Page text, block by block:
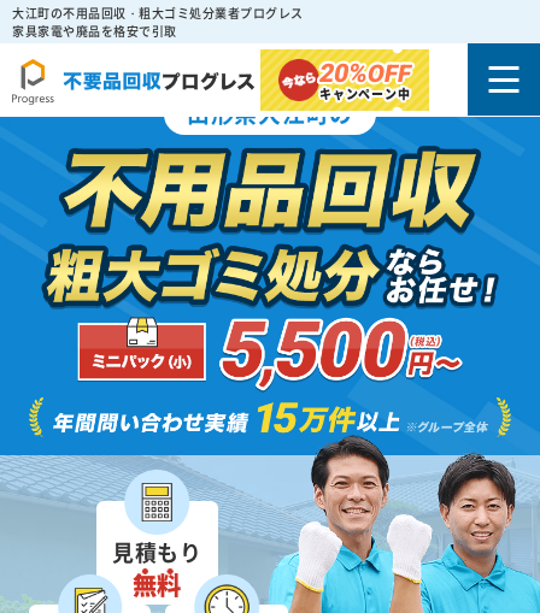
大江町の不用品回収・粗大ゴミ処分業者プログレス
家具家電や廃品を格安で引取
20%OFF
キャンペーン中
山形県大江町の
見積もり
無料